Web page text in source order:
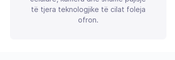
të tjera teknologjike të cilat foleja
ofron.